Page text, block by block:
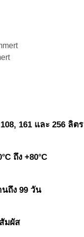
161 และ 256 ลิตร
°C ถึง +80°C
ถึง 99 วัน
มผัส